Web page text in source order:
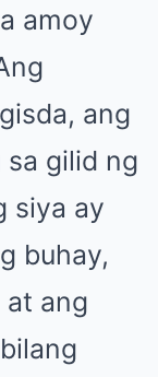
amoy
ang
sa gilid ng
siya ay
buhay,
at ang